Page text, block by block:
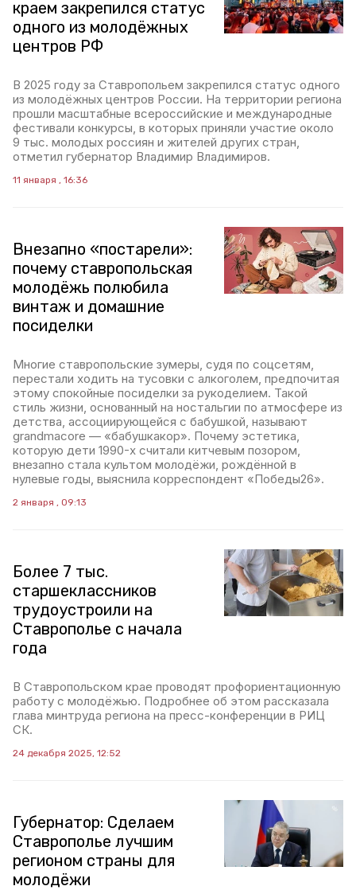
краем закрепился статус
одного из молодёжных
центров РФ
В 2025 году за Ставропольем закрепился статус одного
из молодёжных центров России. На территории региона
прошли масштабные всероссийские и международные
фестивали конкурсы, в которых приняли участие около
9 тыс. молодых россиян и жителей других стран,
отметил губернатор Владимир Владимиров.
11 января , 16:36
Внезапно «постарели»:
почему ставропольская
молодёжь полюбила
винтаж и домашние
посиделки
Многие ставропольские зумеры, судя по соцсетям,
перестали ходить на тусовки с алкоголем, предпочитая
этому спокойные посиделки за рукоделием. Такой
стиль жизни, основанный на ностальгии по атмосфере из
детства, ассоциирующейся с бабушкой, называют
grandmacore — «бабушкакор». Почему эстетика,
которую дети 1990-х считали китчевым позором,
внезапно стала культом молодёжи, рождённой в
нулевые годы, выяснила корреспондент «Победы26».
2 января , 09:13
Более 7 тыс.
старшеклассников
трудоустроили на
Ставрополье с начала
года
В Ставропольском крае проводят профориентационную
работу с молодёжью. Подробнее об этом рассказала
глава минтруда региона на пресс-конференции в РИЦ
СК.
24 декабря 2025, 12:52
Губернатор: Сделаем
Ставрополье лучшим
регионом страны для
молодёжи